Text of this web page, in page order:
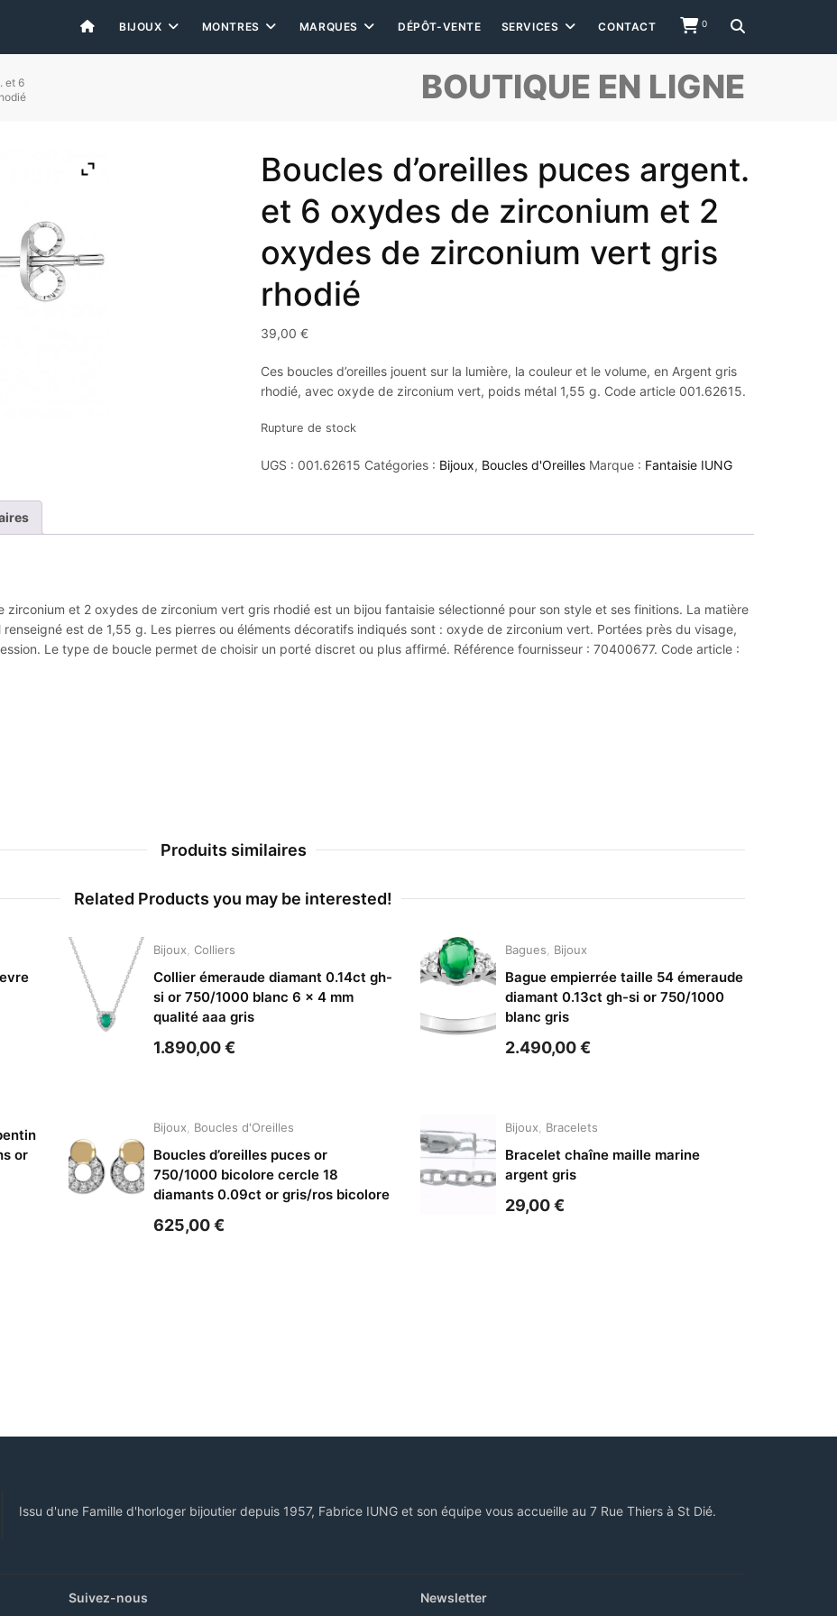
0
BIJOUX MONTRES MARQUES DÉPÔT-VENTE SERVICES CONTACT
BOUTIQUE EN LIGNE
et 6
Boucles d’oreilles puces argent.
et 6 oxydes de zirconium et 2
oxydes de zirconium vert gris
rhodié
39,00 €
Ces boucles d’oreilles jouent sur la lumière, la couleur et le volume, en Argent gris
rhodié, avec oxyde de zirconium vert, poids métal 1,55 g. Code article 001.62615.
Rupture de stock
UGS : 001.62615 Catégories : Bijoux, Boucles d'Oreilles Marque : Fantaisie IUNG
zirconium et 2 oxydes de zirconium vert gris rhodié est un bijou fantaisie sélectionné pour son style et ses finitions. La matière
est de 1,55 g. Les pierres ou éléments décoratifs indiqués sont : oxyde de zirconium vert. Portées près du visage,
Le type de boucle permet de choisir un porté discret ou plus affirmé. Référence fournisseur : 70400677. Code article :
Produits similaires
Related Products you may be interested!
or
Bijoux Colliers
Collier émeraude diamant 0.14ct gh-
si or 750/1000 blanc 6 x 4 mm
qualité aaa gris
1.890,00€
Bijoux Boucles d'Oreilles
Boucles d’oreilles puces or
750/1000 bicolore cercle 18
diamants 0.09ct or gris/ros bicolore
625,00€
Bagues Bijoux
Bague empierrée taille 54 émeraude
diamant 0.13ct gh-si or 750/1000
blanc gris
2.490,00€
Bijoux Bracelets
Bracelet chaîne maille marine
argent gris
29,00€
Issu d'une Famille d'horloger bijoutier depuis 1957, Fabrice IUNG et son équipe vous accueille au 7 Rue Thiers à St Dié.
Suivez-nous Newsletter